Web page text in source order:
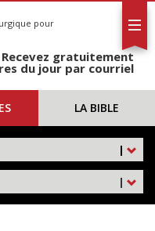
pour
Recevez gratuitement
du jour par courriel
LA BIBLE
|
|